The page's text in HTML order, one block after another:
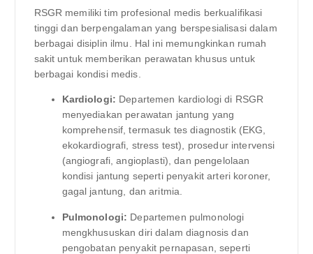
RSGR memiliki tim profesional medis berkualifikasi
tinggi dan berpengalaman yang berspesialisasi dalam
berbagai disiplin ilmu. Hal ini memungkinkan rumah
sakit untuk memberikan perawatan khusus untuk
berbagai kondisi medis.
Kardiologi: Departemen kardiologi di RSGR
menyediakan perawatan jantung yang
komprehensif, termasuk tes diagnostik (EKG,
ekokardiografi, stress test), prosedur intervensi
(angiografi, angioplasti), dan pengelolaan
kondisi jantung seperti penyakit arteri koroner,
gagal jantung, dan aritmia.
Pulmonologi: Departemen pulmonologi
mengkhususkan diri dalam diagnosis dan
pengobatan penyakit pernapasan, seperti